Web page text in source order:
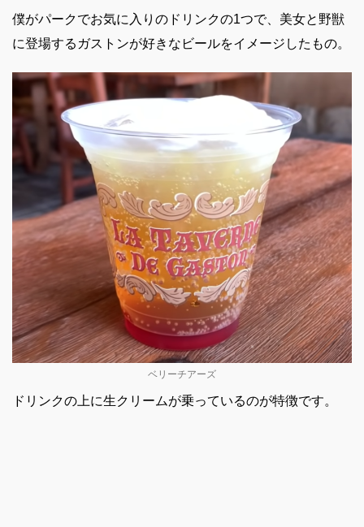
僕がパークでお気に入りのドリンクの1つで、美女と野獣
に登場するガストンが好きなビールをイメージしたもの。
ベリーチアーズ
ドリンクの上に生クリームが乗っているのが特徴です。